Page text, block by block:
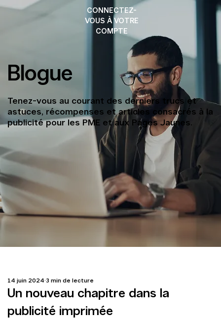
CONNECTEZ-
VOUS À VOTRE
COMPTE
Blogue
Tenez-vous au courant des derniers trucs et
astuces, récompenses et articles consacrés à la
publicité pour les PME et aux Pages Jaunes.
Un nouveau chapitre dans la
publicité imprimée
14 juin 2024 3 min de lecture